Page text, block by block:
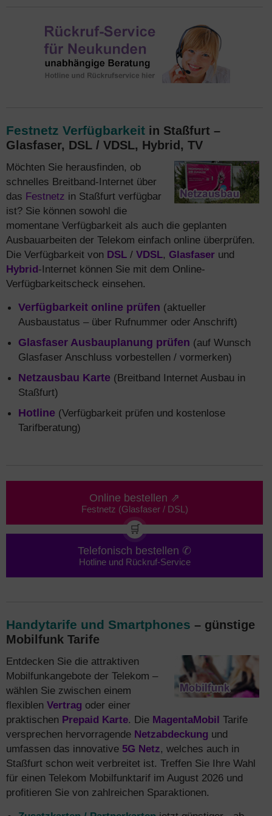
Festnetz Verfügbarkeit in Staßfurt –
Glasfaser, DSL / VDSL, Hybrid, TV
Möchten Sie herausfinden, ob
schnelles Breitband-Internet über
das Festnetz in Staßfurt verfügbar
ist? Sie können sowohl die
momentane Verfügbarkeit als auch die geplanten
Ausbauarbeiten der Telekom einfach online überprüfen.
Die Verfügbarkeit von DSL / VDSL, Glasfaser und
Hybrid-Internet können Sie mit dem Online-
Verfügbarkeitscheck einsehen.
Verfügbarkeit online prüfen (aktueller
Ausbaustatus – über Rufnummer oder Anschrift)
Glasfaser Ausbauplanung prüfen (auf Wunsch
Glasfaser Anschluss vorbestellen / vormerken)
Netzausbau Karte (Breitband Internet Ausbau in
Staßfurt)
Hotline (Verfügbarkeit prüfen und kostenlose
Tarifberatung)
Online bestellen ⇗
Festnetz (Glasfaser / DSL)
🛒
Telefonisch bestellen ✆
Hotline und Rückruf-Service
Handytarife und Smartphones – günstige
Mobilfunk Tarife
Entdecken Sie die attraktiven
Mobilfunkangebote der Telekom –
wählen Sie zwischen einem
flexiblen Vertrag oder einer
praktischen Prepaid Karte. Die MagentaMobil Tarife
versprechen hervorragende Netzabdeckung und
umfassen das innovative 5G Netz, welches auch in
Staßfurt schon weit verbreitet ist. Treffen Sie Ihre Wahl
für einen Telekom Mobilfunktarif im August 2026 und
profitieren Sie von zahlreichen Sparaktionen.